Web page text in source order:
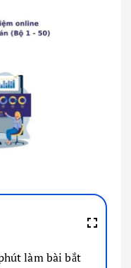
làm bài bắt